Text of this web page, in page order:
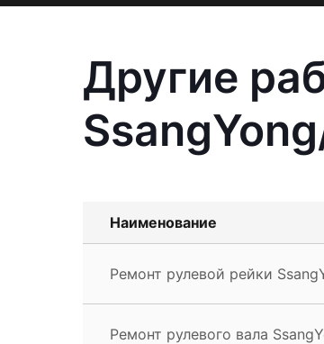
Другие
Наименование
Ремонт рулевой рейки
Ремонт рулевого вала